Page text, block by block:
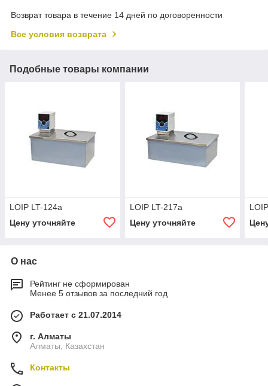
Возврат товара в течение 14 дней по договоренности
Все условия возврата
Подобные товары компании
LOIP LT-124a
Цену уточняйте
LOIP LT-217a
Цену уточняйте
О нас
Рейтинг не сформирован
Менее 5 отзывов за последний год
Работает с 21.07.2014
г. Алматы
Алматы, Казахстан
Контакты